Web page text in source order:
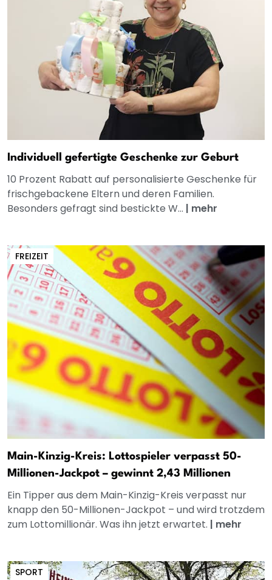
Individuell gefertigte Geschenke zur Geburt
10 Prozent Rabatt auf personalisierte Geschenke für
frischgebackene Eltern und deren Familien.
Besonders gefragt sind bestickte W... | mehr
FREIZEIT
Main-Kinzig-Kreis: Lottospieler verpasst 50-
Millionen-Jackpot – gewinnt 2,43 Millionen
Ein Tipper aus dem Main-Kinzig-Kreis verpasst nur
knapp den 50-Millionen-Jackpot – und wird trotzdem
zum Lottomillionär. Was ihn jetzt erwartet. | mehr
SPORT